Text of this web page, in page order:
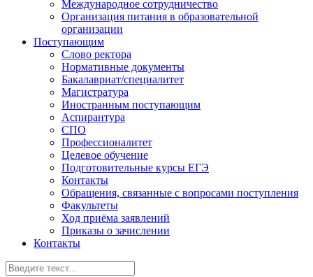
Международное сотрудничество
Организация питания в образовательной
организации
Поступающим
Слово ректора
Нормативные документы
Бакалавриат/специалитет
Магистратура
Иностранным поступающим
Аспирантура
СПО
Профессионалитет
Целевое обучение
Подготовительные курсы ЕГЭ
Контакты
Обращения, связанные с вопросами поступления
Факультеты
Ход приёма заявлений
Приказы о зачислении
Контакты